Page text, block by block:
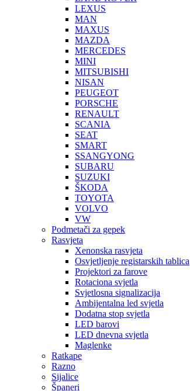
LEXUS
MAN
MAXUS
MAZDA
MERCEDES
MINI
MITSUBISHI
NISAN
PEUGEOT
PORSCHE
RENAULT
SCANIA
SEAT
SMART
SSANGYONG
SUBARU
SUZUKI
ŠKODA
TOYOTA
VOLVO
VW
Podmetači za gepek
Rasvjeta
Xenonska rasvjeta
Osvjetljenje registarskih tablica
Projektori za farove
Rotaciona svjetla
Svjetlosna signalizacija
Ambijentalna led svjetla
Dodatna stop svjetla
LED barovi
LED dnevna svjetla
Maglenke
Ratkape
Razno
Sijalice
Španeri